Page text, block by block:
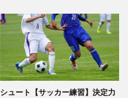
シュート【サッカー練習】決定力